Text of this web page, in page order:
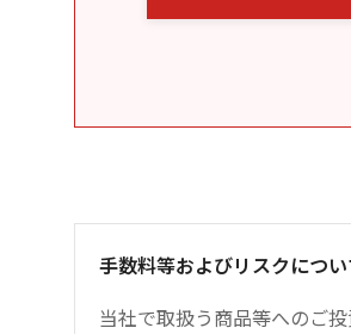
手数料等およびリスクにつ
当社で取扱う商品等へのご